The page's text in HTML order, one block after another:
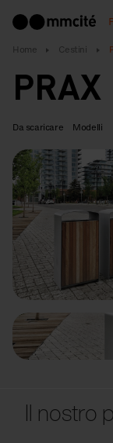
Home Cestini
PRAX
Da scaricare Modelli
Il nostro